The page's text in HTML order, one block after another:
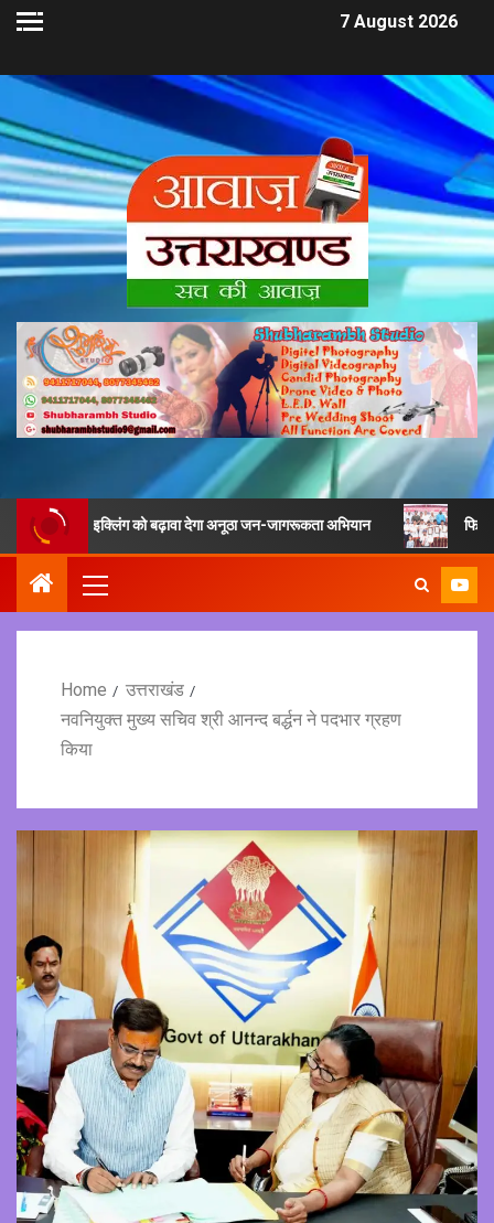
7 August 2026
को बढ़ावा देगा अनूठा जन-जागरूकता अभियान फिटनेस का मूल
Home
उत्तराखंड
नवनियुक्त मुख्य सचिव श्री आनन्द बर्द्धन ने पदभार ग्रहण
किया